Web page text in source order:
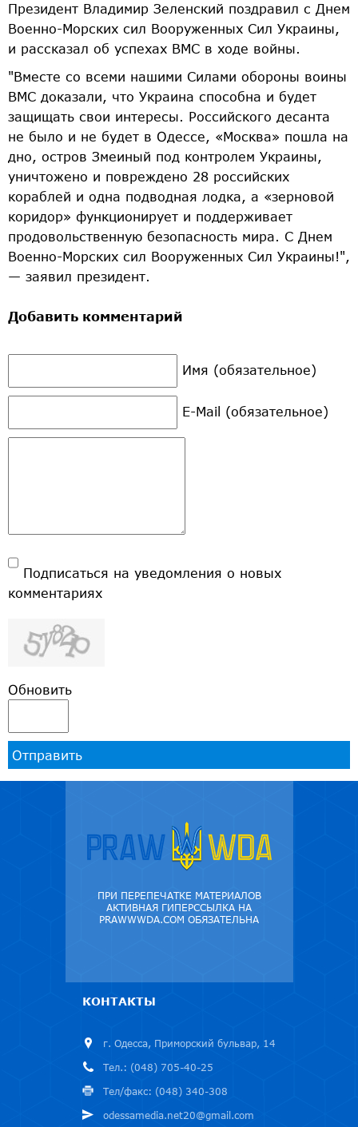
Президент Владимир Зеленский поздравил с Днем
Военно-Морских сил Вооруженных Сил Украины,
и рассказал об успехах ВМС в ходе войны.
"Вместе со всеми нашими Силами обороны воины
ВМС доказали, что Украина способна и будет
защищать свои интересы. Российского десанта
не было и не будет в Одессе, «Москва» пошла на
дно, остров Змеиный под контролем Украины,
уничтожено и повреждено 28 российских
кораблей и одна подводная лодка, а «зерновой
коридор» функционирует и поддерживает
продовольственную безопасность мира. С Днем
Военно-Морских сил Вооруженных Сил Украины!",
— заявил президент.
Добавить комментарий
Имя (обязательное)
E-Mail (обязательное)
Подписаться на уведомления о новых
комментариях
Обновить
Отправить
ПРИ ПЕРЕПЕЧАТКЕ МАТЕРИАЛОВ
АКТИВНАЯ ГИПЕРССЫЛКА НА
PRAWWWDA.COM ОБЯЗАТЕЛЬНА
КОНТАКТЫ
г. Одесса, Приморский бульвар, 14
Тел.: (048) 705-40-25
Тел/факс: (048) 340-308
odessamedia.net20@gmail.com